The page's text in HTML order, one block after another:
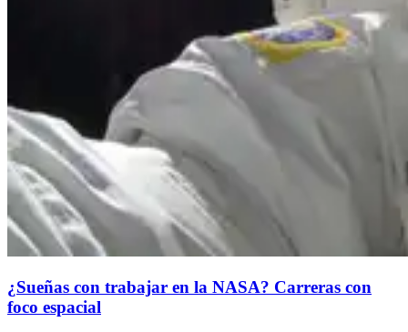
¿Sueñas con trabajar en la NASA? Carreras con
foco espacial